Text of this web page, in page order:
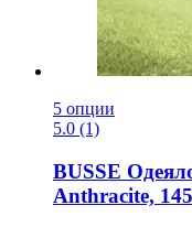
5 опции
5.0 (1)
BUSSE
Anthracite,